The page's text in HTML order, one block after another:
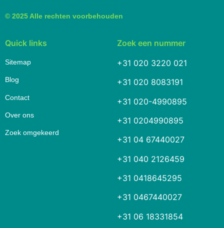
© 2025 Alle rechten voorbehouden
Quick links
Sitemap
Blog
Contact
Over ons
Zoek omgekeerd
Zoek een nummer
+31 020 3220 021
+31 020 8083191
+31 020-4990895
+31 0204990895
+31 04 67440027
+31 040 2126459
+31 0418645295
+31 0467440027
+31 06 18331854